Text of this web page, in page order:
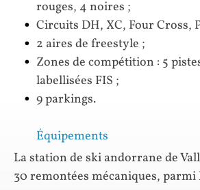
rouges, 4 noires ;
Circuits DH, XC, Four Cross,
2 aires de freestyle ;
Zones de compétition : 5
labellisées FIS ;
9 parkings.
Équipements
La station de ski andorrane de
30 remontées mécaniques, parmi